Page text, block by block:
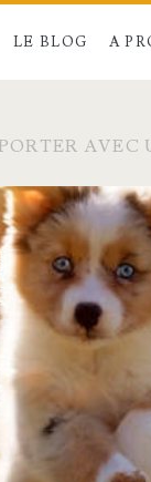
LE BLOG A
AVEC